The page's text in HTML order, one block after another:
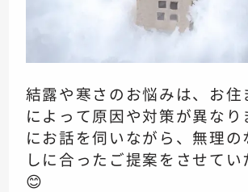
結露や寒さのお悩みは、お住
によって原因や対策が異なり
にお話を伺いながら、無理の
しに合ったご提案をさせてい
😊